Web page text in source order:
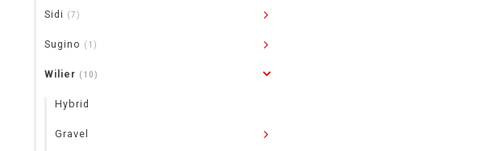
Sidi (7)
Sugino (1)
Wilier (10)
Hybrid
Gravel